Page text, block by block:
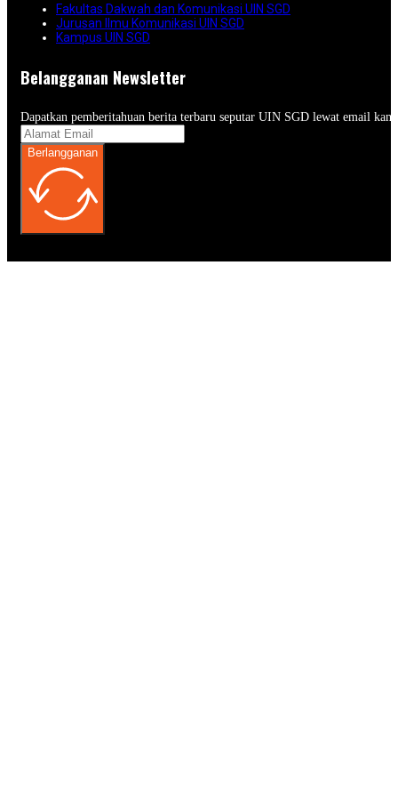
Fakultas Dakwah dan Komunikasi UIN SGD
Jurusan Ilmu Komunikasi UIN SGD
Kampus UIN SGD
Belangganan Newsletter
Dapatkan pemberitahuan berita terbaru seputar UIN SGD lewat email
Berlangganan